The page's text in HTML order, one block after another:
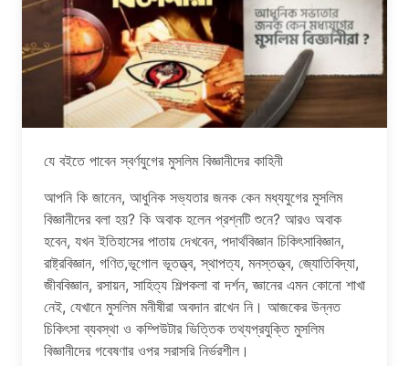
যে বইতে পাবেন স্বর্ণযুগের মুসলিম বিজ্ঞানীদের কাহিনী
আপনি কি জানেন, আধুনিক সভ্যতার জনক কেন মধ্যযুগের মুসলিম
বিজ্ঞানীদের বলা হয়? কি অবাক হলেন প্রশ্নটি শুনে? আরও অবাক
হবেন, যখন ইতিহাসের পাতায় দেখবেন, পদার্থবিজ্ঞান চিকিৎসাবিজ্ঞান,
রাষ্ট্রবিজ্ঞান, গণিত,ভূগোল ভূতত্ত্ব, স্থাপত্য, মনস্তত্ত্ব, জ্যোতিবিদ্যা,
জীববিজ্ঞান, রসায়ন, সাহিত্য শিল্পকলা বা দর্শন, জ্ঞানের এমন কোনো শাখা
নেই, যেখানে মুসলিম মনীষীরা অবদান রাখেন নি। আজকের উন্নত
চিকিৎসা ব্যবস্থা ও কম্পিউটার ভিত্তিক তথ্যপ্রযুক্তি মুসলিম
বিজ্ঞানীদের গবেষণার ওপর সরাসরি নির্ভরশীল।